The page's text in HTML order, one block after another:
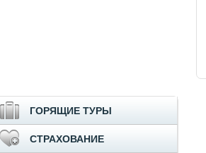
ГОРЯЩИЕ ТУРЫ
СТРАХОВАНИЕ